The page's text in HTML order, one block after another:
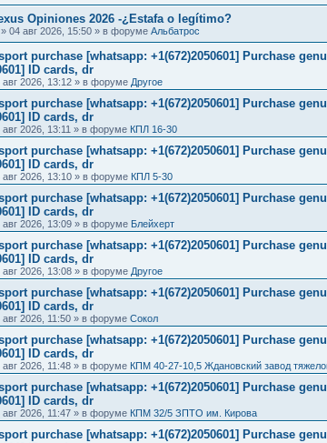
Opiniones 2026 -¿Estafa o legítimo?
» 04 авг 2026, 15:50 » в форуме Альбатрос
purchase [whatsapp: +1(672)2050601] Purchase
ID cards, dr
авг 2026, 13:12 » в форуме Другое
purchase [whatsapp: +1(672)2050601] Purchase
ID cards, dr
авг 2026, 13:11 » в форуме КПЛ 16-30
purchase [whatsapp: +1(672)2050601] Purchase
ID cards, dr
авг 2026, 13:10 » в форуме КПЛ 5-30
purchase [whatsapp: +1(672)2050601] Purchase
ID cards, dr
авг 2026, 13:09 » в форуме Блейхерт
purchase [whatsapp: +1(672)2050601] Purchase
ID cards, dr
авг 2026, 13:08 » в форуме Другое
purchase [whatsapp: +1(672)2050601] Purchase
ID cards, dr
авг 2026, 11:50 » в форуме Сокол
purchase [whatsapp: +1(672)2050601] Purchase
ID cards, dr
авг 2026, 11:48 » в форуме КПМ 40-27-10,5 Ждановский завод
purchase [whatsapp: +1(672)2050601] Purchase
ID cards, dr
авг 2026, 11:47 » в форуме КПМ 32/5 ЗПТО им. Кирова
purchase [whatsapp: +1(672)2050601] Purchase